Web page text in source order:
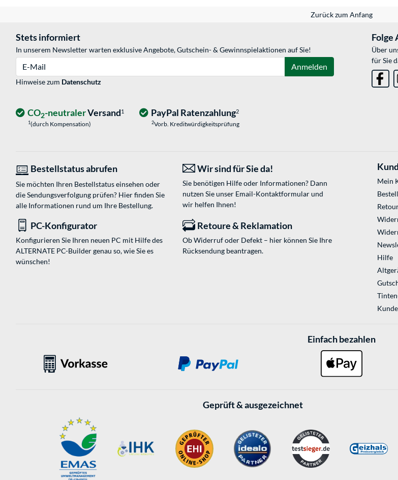
Zurück zum Anfang
Stets informiert
In unserem Newsletter warten exklusive Angebote, Gutschein- & Gewinnspielaktionen auf Sie!
Anmelden
Hinweise zum Datenschutz
Folge
Über
für Sie
CO2-neutralerVersand1
1(durch Kompensation)
PayPal Ratenzahlung2
2Vorb. Kreditwürdigkeitsprüfung
Bestellstatus abrufen
Sie möchten Ihren Bestellstatus einsehen oder
die Sendungsverfolgung prüfen? Hier finden Sie
alle Informationen rund um Ihre Bestellung.
Wir sind für Sie da!
Sie benötigen Hilfe oder Informationen? Dann
nutzen Sie unser Email-Kontaktformularund
wir helfen Ihnen!
PC-Konfigurator
Konfigurieren Sie Ihren neuen PC mit Hilfe des
ALTERNATE PC-Builder genau so, wie Sie es
wünschen!
Retoure & Reklamation
Ob Widerruf oder Defekt – hier können Sie Ihre
Rücksendung beantragen.
Mein
Hilfe
Einfach bezahlen
Geprüft & ausgezeichnet